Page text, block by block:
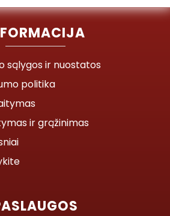
sąlygos ir nuostatos
politika
ir grąžinimas